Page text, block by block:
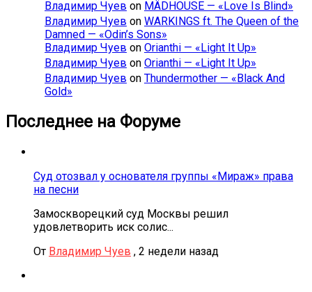
Владимир Чуев on MÄDHOUSE — «Love Is Blind»
Владимир Чуев on WARKINGS ft. The Queen of the
Damned — «Odin’s Sons»
Владимир Чуев on Orianthi — «Light It Up»
Владимир Чуев on Orianthi — «Light It Up»
Владимир Чуев on Thundermother — «Black And
Gold»
Последнее на Форуме
Суд отозвал у основателя группы «Мираж» права
на песни
Замоскворецкий суд Москвы решил
удовлетворить иск солис...
От Владимир Чуев , 2 недели назад